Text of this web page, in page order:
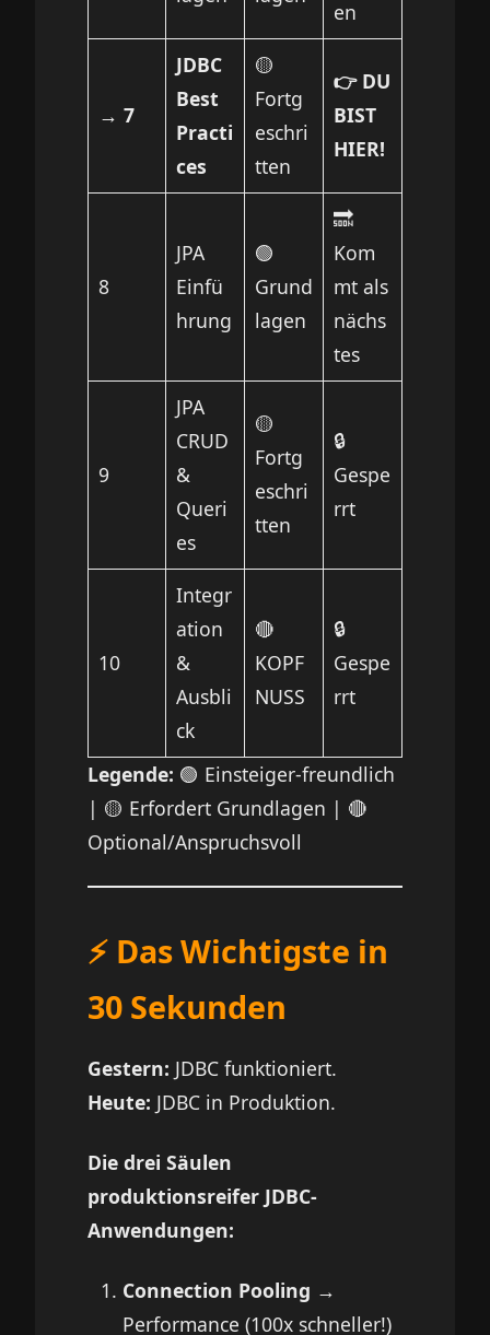
en
→ 7
JDBC
Best
Practi
ces
🟡
Fortg
eschri
tten
👉 DU
BIST
HIER!
8
JPA
Einfü
hrung
🟢
Grund
lagen
🔜
Kom
mt als
nächs
tes
9
JPA
CRUD
&
Queri
es
🟡
Fortg
eschri
tten
🔒
Gespe
rrt
10
Integr
ation
&
Ausbli
ck
🔴
KOPF
NUSS
🔒
Gespe
rrt
Legende: 🟢 Einsteiger-freundlich
| 🟡 Erfordert Grundlagen | 🔴
Optional/Anspruchsvoll
⚡ Das Wichtigste in
30 Sekunden
Gestern: JDBC funktioniert.
Heute: JDBC in Produktion.
Die drei Säulen
produktionsreifer JDBC-
Anwendungen:
Connection Pooling →
Performance (100x schneller!)